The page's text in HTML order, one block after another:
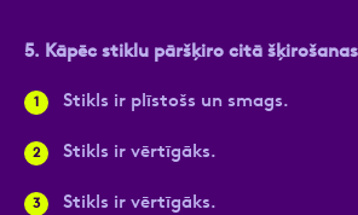
5. Kāpēc stiklu pāršķiro citā
Stikls ir plīstošs un smags.
Stikls ir vērtīgāks.
Stikls ir vērtīgāks.